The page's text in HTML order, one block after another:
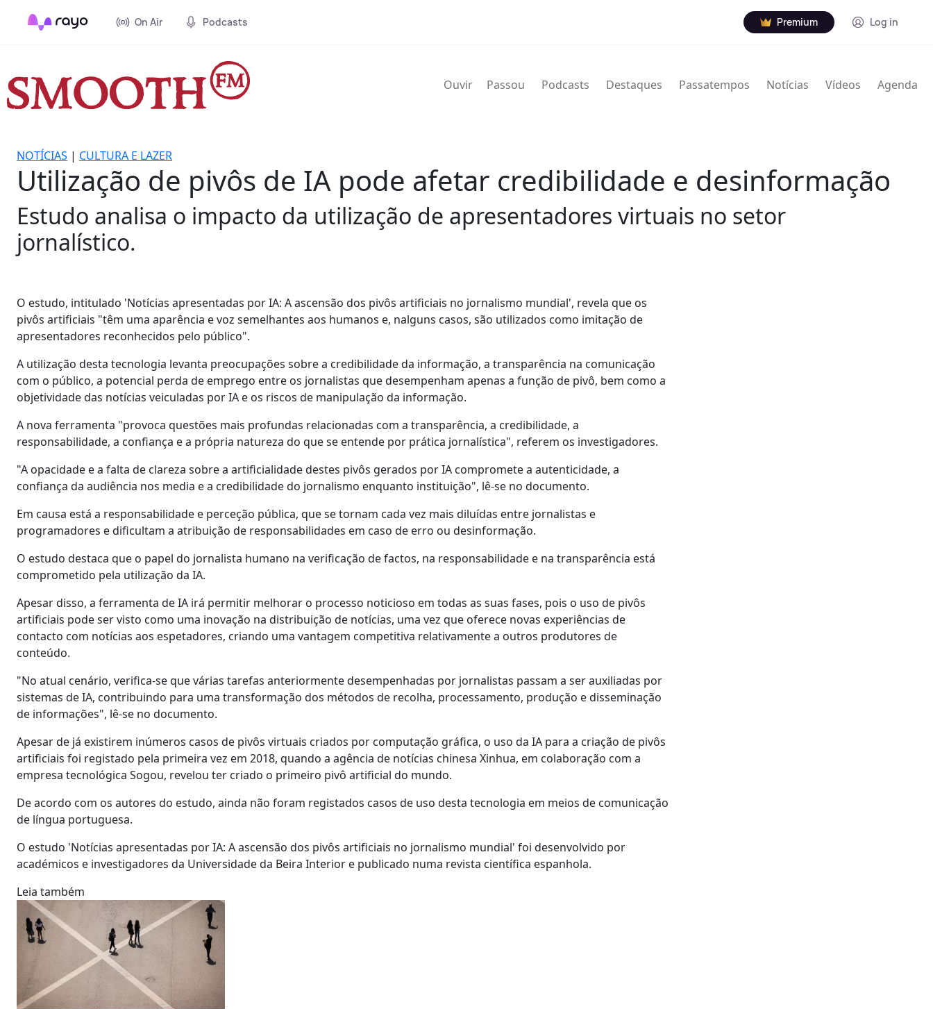
On Air Podcasts Premium Log in
Ouvir Passou Podcasts Destaques Passatempos Notícias Vídeos Agenda
NOTÍCIAS | CULTURA E LAZER
Utilização de pivôs de IA pode afetar credibilidade e desinformação
Estudo analisa o impacto da utilização de apresentadores virtuais no setor
jornalístico.
O estudo, intitulado 'Notícias apresentadas por IA: A ascensão dos pivôs artificiais no jornalismo mundial', revela que os
pivôs artificiais "têm uma aparência e voz semelhantes aos humanos e, nalguns casos, são utilizados como imitação de
apresentadores reconhecidos pelo público".
A utilização desta tecnologia levanta preocupações sobre a credibilidade da informação, a transparência na comunicação
com o público, a potencial perda de emprego entre os jornalistas que desempenham apenas a função de pivô, bem como a
objetividade das notícias veiculadas por IA e os riscos de manipulação da informação.
A nova ferramenta "provoca questões mais profundas relacionadas com a transparência, a credibilidade, a
responsabilidade, a confiança e a própria natureza do que se entende por prática jornalística", referem os investigadores.
"A opacidade e a falta de clareza sobre a artificialidade destes pivôs gerados por IA compromete a autenticidade, a
confiança da audiência nos media e a credibilidade do jornalismo enquanto instituição", lê-se no documento.
Em causa está a responsabilidade e perceção pública, que se tornam cada vez mais diluídas entre jornalistas e
programadores e dificultam a atribuição de responsabilidades em caso de erro ou desinformação.
O estudo destaca que o papel do jornalista humano na verificação de factos, na responsabilidade e na transparência está
comprometido pela utilização da IA.
Apesar disso, a ferramenta de IA irá permitir melhorar o processo noticioso em todas as suas fases, pois o uso de pivôs
artificiais pode ser visto como uma inovação na distribuição de notícias, uma vez que oferece novas experiências de
contacto com notícias aos espetadores, criando uma vantagem competitiva relativamente a outros produtores de
conteúdo.
"No atual cenário, verifica-se que várias tarefas anteriormente desempenhadas por jornalistas passam a ser auxiliadas por
sistemas de IA, contribuindo para uma transformação dos métodos de recolha, processamento, produção e disseminação
de informações", lê-se no documento.
Apesar de já existirem inúmeros casos de pivôs virtuais criados por computação gráfica, o uso da IA para a criação de pivôs
artificiais foi registado pela primeira vez em 2018, quando a agência de notícias chinesa Xinhua, em colaboração com a
empresa tecnológica Sogou, revelou ter criado o primeiro pivô artificial do mundo.
De acordo com os autores do estudo, ainda não foram registados casos de uso desta tecnologia em meios de comunicação
de língua portuguesa.
O estudo 'Notícias apresentadas por IA: A ascensão dos pivôs artificiais no jornalismo mundial' foi desenvolvido por
académicos e investigadores da Universidade da Beira Interior e publicado numa revista científica espanhola.
Leia também